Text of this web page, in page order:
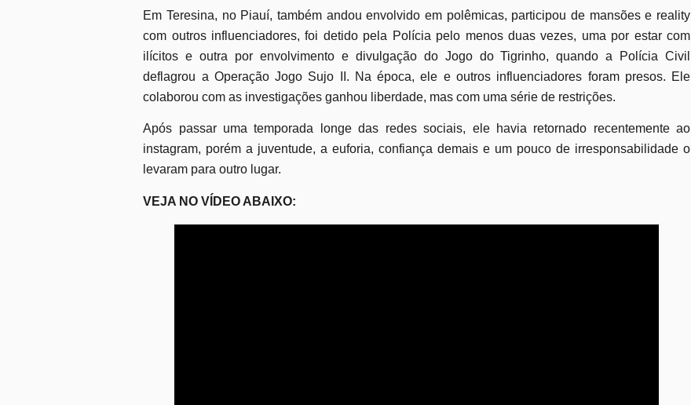
Em Teresina, no Piauí, também andou envolvido em polêmicas, participou de mansões e reality
com outros influenciadores, foi detido pela Polícia pelo menos duas vezes, uma por estar com
ilícitos e outra por envolvimento e divulgação do Jogo do Tigrinho, quando a Polícia Civil
deflagrou a Operação Jogo Sujo II. Na época, ele e outros influenciadores foram presos. Ele
colaborou com as investigações ganhou liberdade, mas com uma série de restrições.
Após passar uma temporada longe das redes sociais, ele havia retornado recentemente ao
instagram, porém a juventude, a euforia, confiança demais e um pouco de irresponsabilidade o
levaram para outro lugar.
VEJA NO VÍDEO ABAIXO: